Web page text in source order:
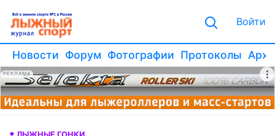
Войти
Новости Форум Фотографии Протоколы
РЕКЛАМА